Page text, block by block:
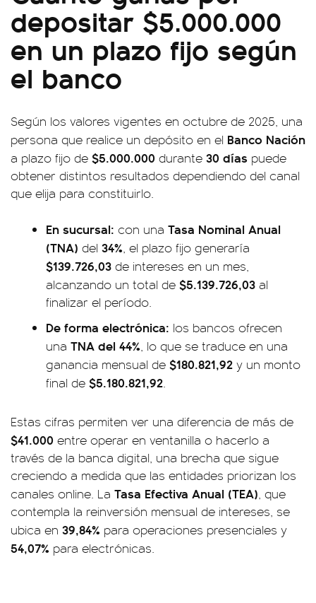
depositar $5.000.000
en un plazo fijo según
el banco
Según los valores vigentes en octubre de 2025, una
persona que realice un depósito en el Banco Nación
a plazo fijo de $5.000.000 durante 30 días puede
obtener distintos resultados dependiendo del canal
que elija para constituirlo.
En sucursal: con una Tasa Nominal Anual
(TNA) del 34%, el plazo fijo generaría
$139.726,03 de intereses en un mes,
alcanzando un total de $5.139.726,03 al
finalizar el período.
De forma electrónica: los bancos ofrecen
una TNA del 44%, lo que se traduce en una
ganancia mensual de $180.821,92 y un monto
final de $5.180.821,92.
Estas cifras permiten ver una diferencia de más de
$41.000 entre operar en ventanilla o hacerlo a
través de la banca digital, una brecha que sigue
creciendo a medida que las entidades priorizan los
canales online. La Tasa Efectiva Anual (TEA), que
contempla la reinversión mensual de intereses, se
ubica en 39,84% para operaciones presenciales y
54,07% para electrónicas.